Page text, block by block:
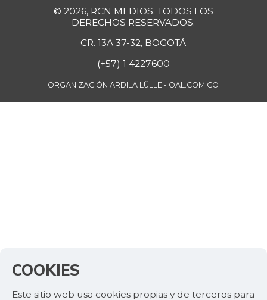
© 2026, RCN MEDIOS. TODOS LOS
DERECHOS RESERVADOS.
CR. 13A 37-32, BOGOTÁ
(+57) 1 4227600
ORGANIZACIÓN ARDILA LÜLLE - OAL.COM.CO
COOKIES
Este sitio web usa cookies propias y de terceros para